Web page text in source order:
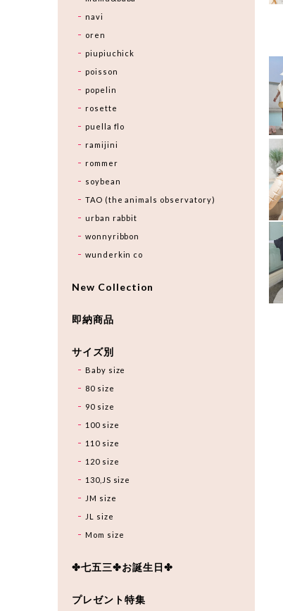
navi
oren
piupiuchick
poisson
popelin
rosette
puella flo
ramijini
rommer
soybean
TAO (the animals observatory)
urban rabbit
wonnyribbon
wunderkin co
New Collection
即納商品
サイズ別
Baby size
80 size
90 size
100 size
110 size
120 size
130,JS size
JM size
JL size
Mom size
✤七五三✤お誕生日✤
プレゼント特集